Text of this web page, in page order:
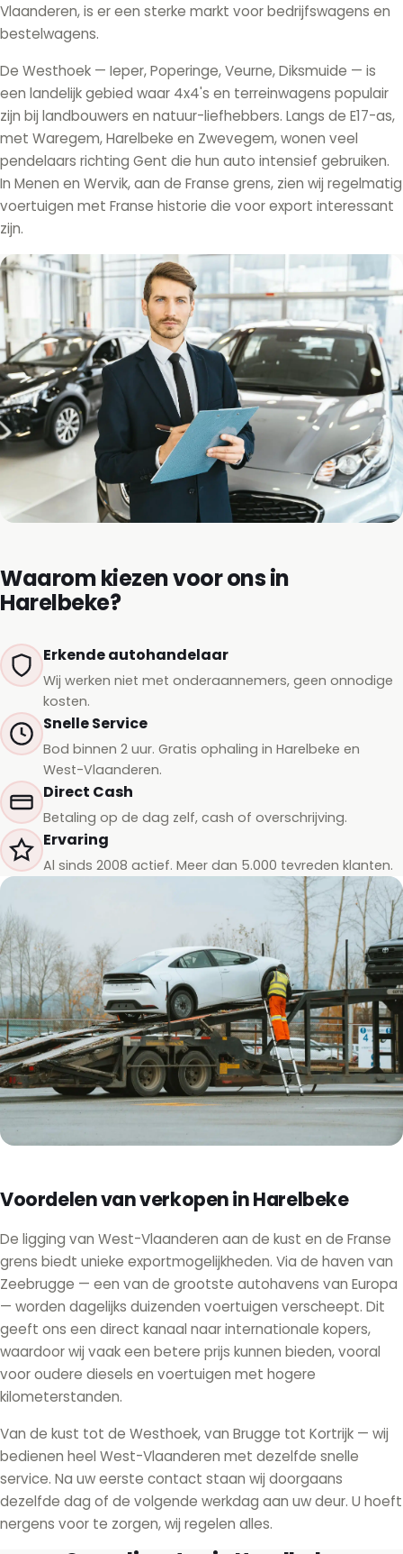
Vlaanderen, is er een sterke markt voor bedrijfswagens en
bestelwagens.
De Westhoek — Ieper, Poperinge, Veurne, Diksmuide — is
een landelijk gebied waar 4x4's en terreinwagens populair
zijn bij landbouwers en natuur-liefhebbers. Langs de E17-as,
met Waregem, Harelbeke en Zwevegem, wonen veel
pendelaars richting Gent die hun auto intensief gebruiken.
In Menen en Wervik, aan de Franse grens, zien wij regelmatig
voertuigen met Franse historie die voor export interessant
zijn.
Waarom kiezen voor ons in
Harelbeke?
Erkende autohandelaar
Wij werken niet met onderaannemers, geen onnodige
kosten.
Snelle Service
Bod binnen 2 uur. Gratis ophaling in Harelbeke en
West-Vlaanderen.
Direct Cash
Betaling op de dag zelf, cash of overschrijving.
Ervaring
Al sinds 2008 actief. Meer dan 5.000 tevreden klanten.
Voordelen van verkopen in Harelbeke
De ligging van West-Vlaanderen aan de kust en de Franse
grens biedt unieke exportmogelijkheden. Via de haven van
Zeebrugge — een van de grootste autohavens van Europa
— worden dagelijks duizenden voertuigen verscheept. Dit
geeft ons een direct kanaal naar internationale kopers,
waardoor wij vaak een betere prijs kunnen bieden, vooral
voor oudere diesels en voertuigen met hogere
kilometerstanden.
Van de kust tot de Westhoek, van Brugge tot Kortrijk — wij
bedienen heel West-Vlaanderen met dezelfde snelle
service. Na uw eerste contact staan wij doorgaans
dezelfde dag of de volgende werkdag aan uw deur. U hoeft
nergens voor te zorgen, wij regelen alles.